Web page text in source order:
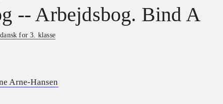
-- Arbejdsbog. Bind A
for 3. klasse
Arne-Hansen